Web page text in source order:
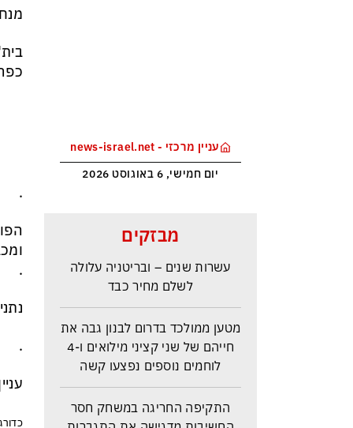
עניין מרכזי - news-israel.net
יום חמישי, 6 באוגוסט 2026
מבזקים
נכנס לעידן המסוכן ביותר זה
עשרות שנים – ובריטניה עלולה
לשלם מחיר כבד
מטען ממולכד בדרום לבנון גבה את
חייהם של שני קציני מילואים ו-4
לוחמים נוספים נפצעו קשה
התקיפה החריגה במשחק חסר
החשיבות מדגישה את התגברות
.
.
.